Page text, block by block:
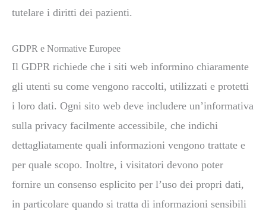
tutelare i diritti dei pazienti.
GDPR e Normative Europee
Il GDPR richiede che i siti web informino chiaramente
gli utenti su come vengono raccolti, utilizzati e protetti
i loro dati. Ogni sito web deve includere un’informativa
sulla privacy facilmente accessibile, che indichi
dettagliatamente quali informazioni vengono trattate e
per quale scopo. Inoltre, i visitatori devono poter
fornire un consenso esplicito per l’uso dei propri dati,
in particolare quando si tratta di informazioni sensibili